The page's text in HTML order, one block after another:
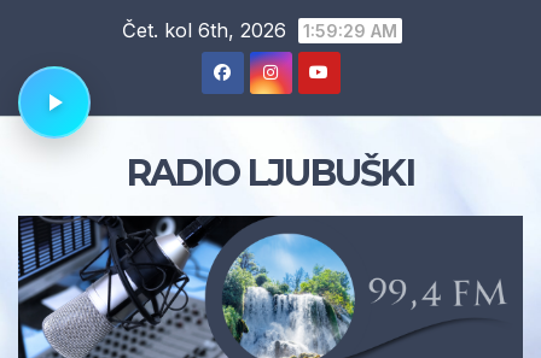
content
Čet. kol 6th, 2026 1:59:30 AM
RADIO LJUBUŠKI